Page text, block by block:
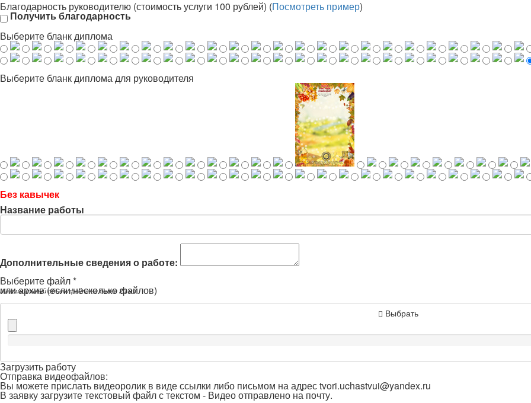
Благодарность руководителю (стоимость услуги 100 рублей) (Посмотреть пример)
Получить благодарность
Выберите бланк диплома
Выберите бланк диплома для руководителя
Без кавычек
Название работы
Дополнительные сведения о работе:
Выберите файл *
или архив (если несколько файлов)
Максимальный объем файла не более 20 мб
Выбрать
Загрузить работу
Отправка видеофайлов:
Вы можете прислать видеоролик в виде ссылки либо письмом на адресtvori.uchastvui@yandex.ru
В заявку загрузите текстовый файл с текстом - Видео отправлено на почту.